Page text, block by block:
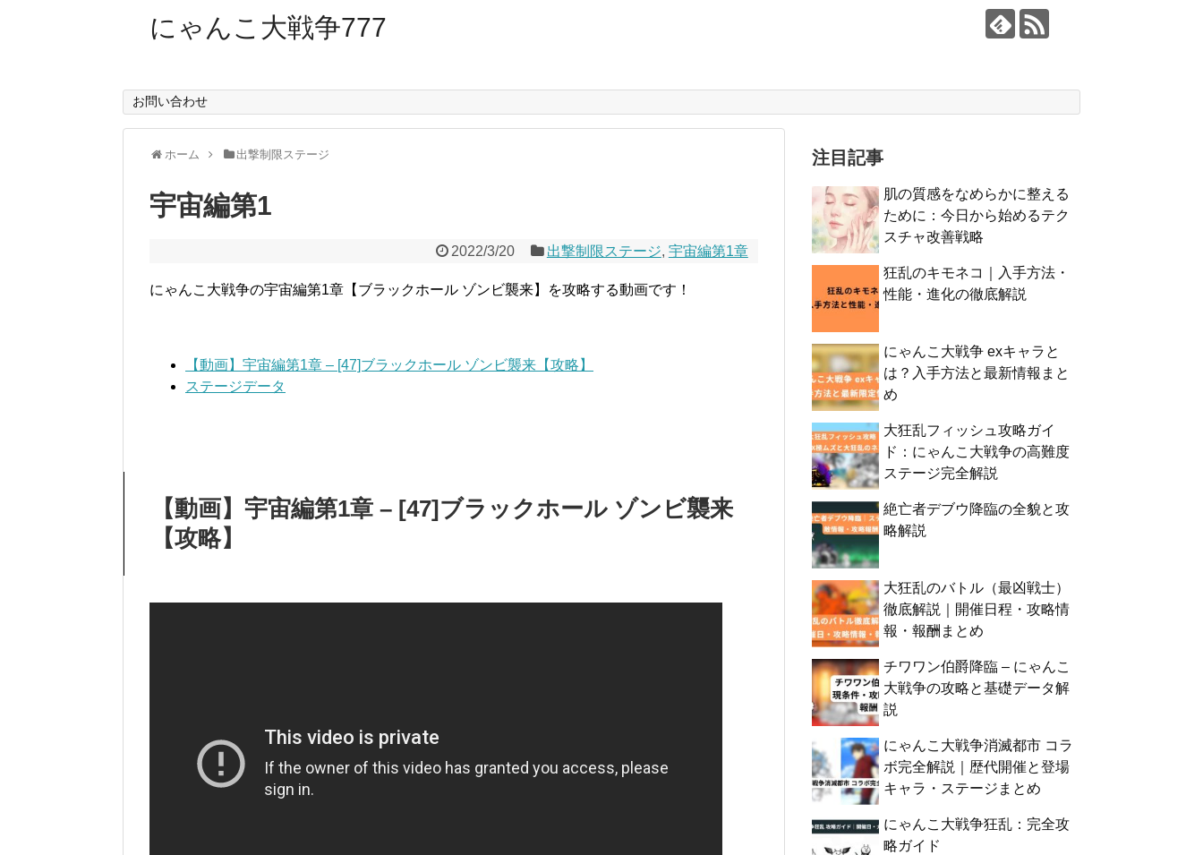
にゃんこ大戦争777
お問い合わせ
ホーム 出撃制限ステージ
宇宙編第1
2022/3/20 出撃制限ステージ, 宇宙編第1章
にゃんこ大戦争の宇宙編第1章【ブラックホール ゾンビ襲来】を攻略する動画です！
【動画】宇宙編第1章 – [47]ブラックホール ゾンビ襲来【攻略】
ステージデータ
【動画】宇宙編第1章 – [47]ブラックホール ゾンビ襲来
【攻略】
注目記事
肌の質感をなめらかに整える
ために：今日から始めるテク
スチャ改善戦略
狂乱のキモネコ｜入手方法・
性能・進化の徹底解説
にゃんこ大戦争 exキャラと
は？入手方法と最新情報まと
め
大狂乱フィッシュ攻略ガイ
ド：にゃんこ大戦争の高難度
ステージ完全解説
絶亡者デブウ降臨の全貌と攻
略解説
大狂乱のバトル（最凶戦士）
徹底解説｜開催日程・攻略情
報・報酬まとめ
チワワン伯爵降臨 – にゃんこ
大戦争の攻略と基礎データ解
説
にゃんこ大戦争消滅都市 コラ
ボ完全解説｜歴代開催と登場
キャラ・ステージまとめ
にゃんこ大戦争狂乱：完全攻
略ガイド